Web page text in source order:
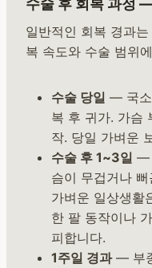
일반적인 회복 경과
복 속도와 수술 범위
수술 당일 — 국소
복 후 귀가. 가슴
작. 당일 가벼운
수술 후 1~3일 —
슴이 무겁거나
가벼운 일상생활
한 팔 동작이나
피합니다.
1주일 경과— 부